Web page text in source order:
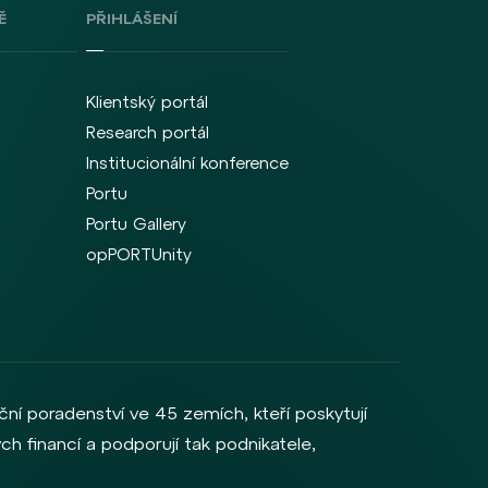
PŘIHLÁŠENÍ
Klientský portál
Research portál
Institucionální konference
Portu
Portu Gallery
opPORTUnity
poradenství ve 45 zemích, kteří poskytují
financí a podporují tak podnikatele,